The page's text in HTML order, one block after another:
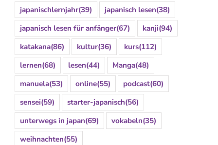
japanischlernjahr(39) japanisch lesen(38)
japanisch lesen für anfänger(67) kanji(94)
katakana(86) kultur(36) kurs(112)
lernen(68) lesen(44) Manga(48)
manuela(53) online(55) podcast(60)
sensei(59) starter-japanisch(56)
unterwegs in japan(69) vokabeln(35)
weihnachten(55)